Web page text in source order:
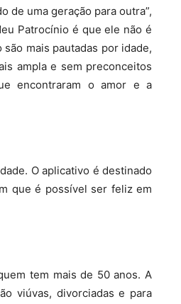
de uma geração para outra”,
Patrocínio é que ele não é
mais pautadas por idade,
ampla e sem preconceitos
encontraram o amor e a
O aplicativo é destinado
que é possível ser feliz em
tem mais de 50 anos. A
viúvas, divorciadas e para